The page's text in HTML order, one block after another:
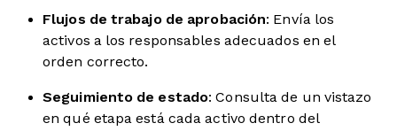
Flujos de trabajo de aprobación: Envía los
activos a los responsables adecuados en el
orden correcto.
Seguimiento de estado: Consulta de un vistazo
en qué etapa está cada activo dentro del